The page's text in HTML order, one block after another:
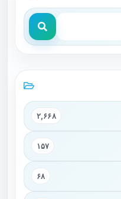
۲,۶۶۸
۱۵۷
۶۸